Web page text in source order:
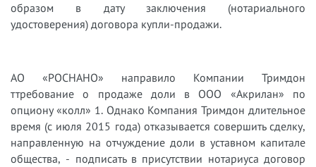
образом в дату заключения (нотариального
удостоверения) договора купли-продажи.
АО «РОСНАНО» направило Компании Тримдон
ттребование о продаже доли в ООО «Акрилан» по
опциону «колл» 1. Однако Компания Тримдон длительное
время (с июля 2015 года) отказывается совершить сделку,
направленную на отчуждение доли в уставном капитале
общества, - подписать в присутствии нотариуса договор